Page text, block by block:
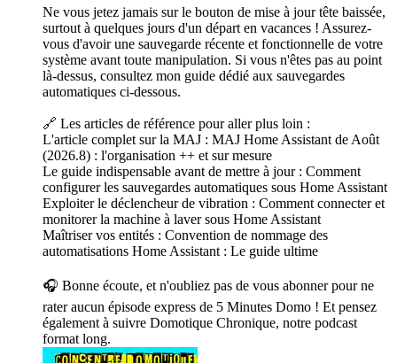
Ne vous jetez jamais sur le bouton de mise à jour tête baissée,
surtout à quelques jours d'un départ en vacances ! Assurez-
vous d'avoir une sauvegarde récente et fonctionnelle de votre
système avant toute manipulation. Si vous n'êtes pas au point
là-dessus, consultez mon guide dédié aux sauvegardes
automatiques ci-dessous.
🔗 Les articles de référence pour aller plus loin :
L'article complet sur la MAJ : MAJ Home Assistant de Août
(2026.8) : l'organisation ++ et sur mesure
Le guide indispensable avant de mettre à jour : Comment
configurer les sauvegardes automatiques sous Home Assistant
Exploiter le déclencheur de vibration : Comment connecter et
monitorer la machine à laver sous Home Assistant
Maîtriser vos entités : Convention de nommage des
automatisations Home Assistant : Le guide ultime
🎧 Bonne écoute, et n'oubliez pas de vous abonner pour ne
rater aucun épisode express de 5 Minutes Domo ! Et pensez
également à suivre Domotique Chronique, notre podcast
format long.